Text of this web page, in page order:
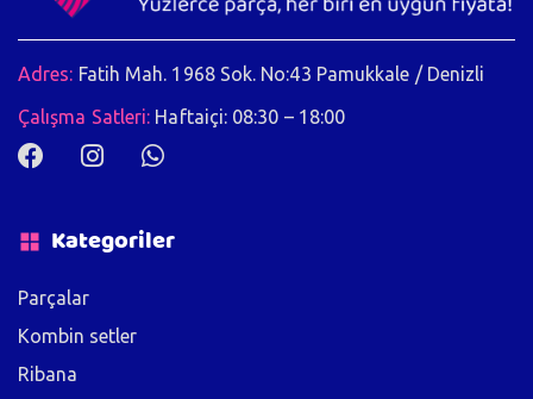
Adres: Fatih Mah. 1968 Sok. No:43 Pamukkale / Denizli
Çalışma Satleri: Haftaiçi: 08:30 – 18:00
Kategoriler
Parçalar
Kombin setler
Ribana